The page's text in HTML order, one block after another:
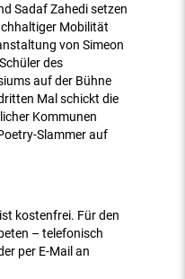
Sadaf Zahedi setzen
Mobilität
von Simeon
des
auf der Bühne
Mal schickt die
Kommunen
Slammer auf
kostenfrei. Für den
– telefonisch
per E-Mail an